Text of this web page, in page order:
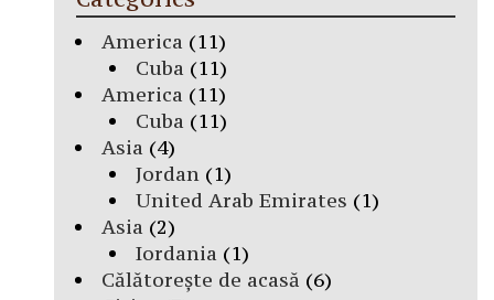
America (11)
Cuba (11)
America (11)
Cuba (11)
Asia (4)
Jordan(1)
United Arab Emirates (1)
Asia (2)
Iordania (1)
Călătorește de acasă (6)